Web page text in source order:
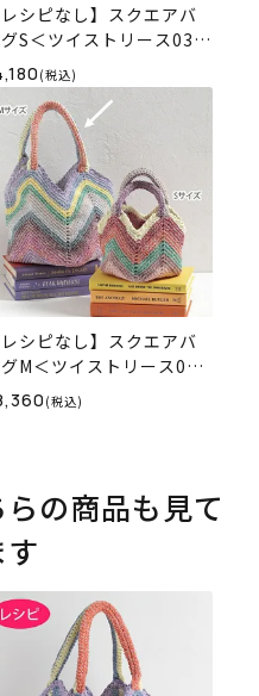
レシピなし】スクエアバ
S＜ツイストリース03X
編み物 材料セット）
(税込)
レシピなし】スクエアバ
M＜ツイストリース020
（編み物 材料セット）
(税込)
の商品も見て